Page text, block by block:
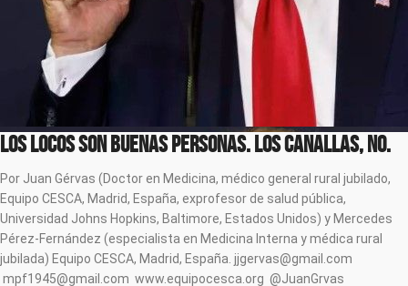
Los locos son buenas personas. Los canallas, no.
Por Juan Gérvas (Doctor en Medicina, médico general rural jubilado,
Equipo CESCA, Madrid, España, exprofesor de salud pública,
Universidad Johns Hopkins, Baltimore, Estados Unidos) y Mercedes
Pérez-Fernández (especialista en Medicina Interna y médica rural
jubilada) Equipo CESCA, Madrid, España. jjgervas@gmail.com
mpf1945@gmail.com www.equipocesca.org @JuanGrvas